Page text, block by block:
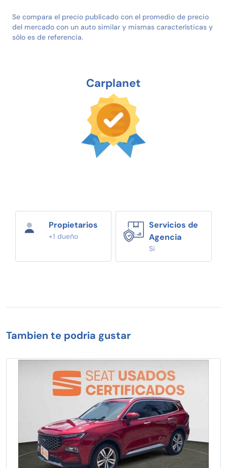
Se compara el precio publicado con el promedio de precio
del mercado con un auto similar y mismas características y
sólo es de referencia.
Carplanet
Propietarios
+1 dueño
Servicios de
Agencia
Si
Tambien te podria gustar